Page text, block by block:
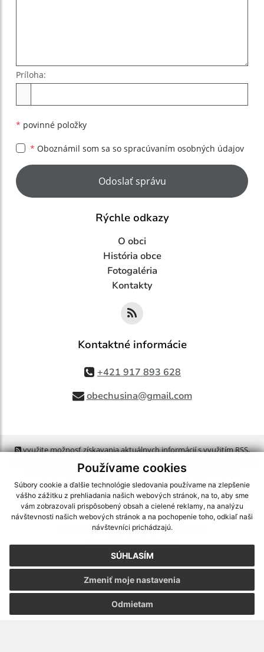
Používame cookies
Súbory cookie a ďalšie technológie sledovania používame na zlepšenie
vášho zážitku z prehliadania našich webových stránok, na to, aby sme
vám zobrazovali prispôsobený obsah a cielené reklamy, na analýzu
návštevnosti našich webových stránok a na pochopenie toho, odkiaľ naši
návštevníci prichádzajú.
SÚHLASÍM
Odmietam
Zmeniť moje nastavenia
Príloha:
* povinné položky
* Oboznámil som sa so spracúvaním osobných údajov
Google reCaptcha Response
Odoslať správu
Rýchle odkazy
O obci
História obce
Fotogaléria
Kontakty
Kontaktné informácie
+421 917 893 628
obechusina@gmail.com
využite možnosť získavania aktuálnych informácií s využitím RSS,
CMS systém (redakčný) systém ECHELON 2, Mapa stránok
webex.digital, s.r.o.,domény,registrácia domény
spoločnosť webex.digital, s.r.o.,technický prevádzkovateľ
Posledná aktualizácia:06.08.2026
Vytlačiť stránku|Vyhlásenie o prístupnosti
webdesign